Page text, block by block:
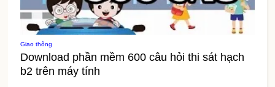
Giao thông
Download phần mềm 600 câu hỏi thi sát hạch
b2 trên máy tính